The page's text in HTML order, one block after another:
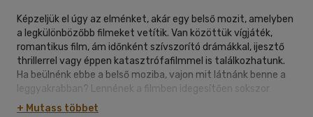
Képzeljük el úgy az elménket, akár egy belső mozit, amelyben
a legkülönbözőbb filmeket vetítik. Van közöttük vígjáték,
romantikus film, ám időnként szívszorító drámákkal, ijesztő
thrillerrel vagy éppen katasztrófafilmmel is találkozhatunk.
Ha beülnénk ebbe a belső moziba, vajon mit látnánk benne a
leggyakrabban? Lennének a filmben idegesítően sokszor
ismétlődő jelenetek? Az elménkben futó programokra nem
+ Mutass többet